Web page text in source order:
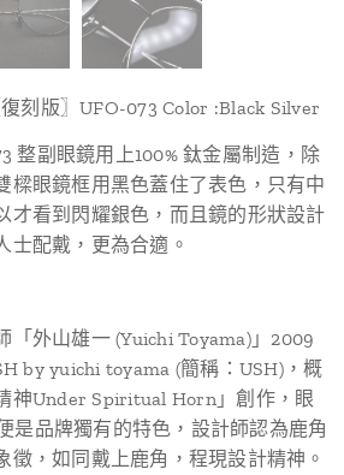
復刻版〗UFO-073 Color :Black Silver
整副眼鏡用上100% 鈦金屬制造，除
樑眼鏡框用黑色蓋住了表色，只有中
才看到閃耀銀色，而且鏡的形狀設計
士配戴，更為合適。
「外山雄一 (Yuichi Toyama)」2009
by yuichi toyama (簡稱：USH)，概
神Under Spiritual Horn」創作，眼
是品牌獨有的特色，設計師認為鹿角
徵，如同戴上鹿角，程現設計精神。